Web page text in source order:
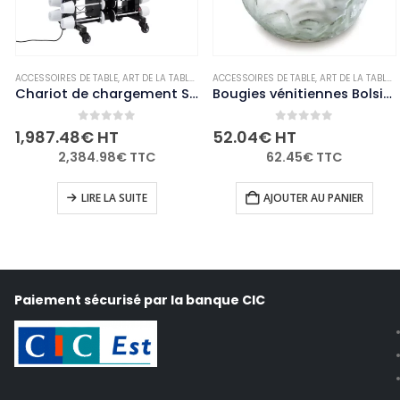
BOUGIES ET PHOTOPHORES, NON-PALETTISABLE
ACCESSOIRES DE TABLE, ART DE LA TABLE , NON-PALETTISABLE
Chariot de chargement Securit pour 36 lampes de table adapté à GR652 GR655 GR656 GR657 GR658
0
1,987.48€HT
2,384.98€TTC
LIRE LA SUITE
ACCESSOIRES DE TABLE,ART DE LA TABLE
Bougies vénitiennes Bolsius Low Boy transparentes (Lot de 12)
52.04€ HT
62.45€TTC
AJOUTER AU PANIER
Paiement sécurisé par la banque CIC